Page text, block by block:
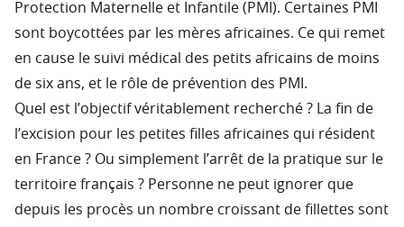
Protection Maternelle et Infantile (PMI). Certaines PMI
sont boycottées par les mères africaines. Ce qui remet
en cause le suivi médical des petits africains de moins
de six ans, et le rôle de prévention des PMI.
Quel est l’objectif véritablement recherché ? La fin de
l’excision pour les petites filles africaines qui résident
en France ? Ou simplement l’arrêt de la pratique sur le
territoire français ? Personne ne peut ignorer que
depuis les procès un nombre croissant de fillettes sont